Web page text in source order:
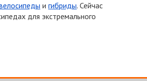
и гибриды. Сейчас
для экстремального